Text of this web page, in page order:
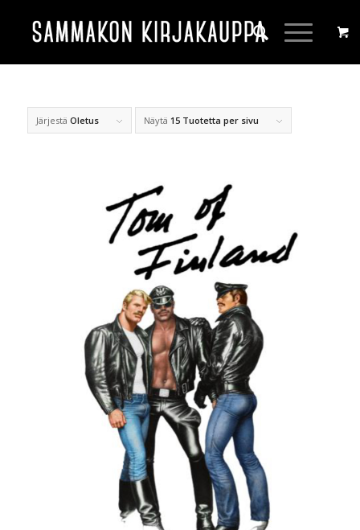
Järjestä Oletus Näytä 15 Tuotetta per sivu